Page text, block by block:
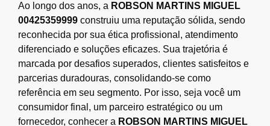
Ao longo dos anos, a ROBSON MARTINS MIGUEL
00425359999 construiu uma reputação sólida, sendo
reconhecida por sua ética profissional, atendimento
diferenciado e soluções eficazes. Sua trajetória é
marcada por desafios superados, clientes satisfeitos e
parcerias duradouras, consolidando-se como
referência em seu segmento. Por isso, seja você um
consumidor final, um parceiro estratégico ou um
fornecedor, conhecer a ROBSON MARTINS MIGUEL